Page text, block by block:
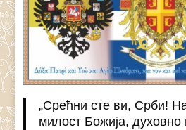
„Срећни сте ви, Срби!
милост Божија, духовно